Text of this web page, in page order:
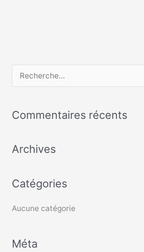
c
r
h
:
Commentaires récents
Archives
Catégories
Aucune catégorie
Méta